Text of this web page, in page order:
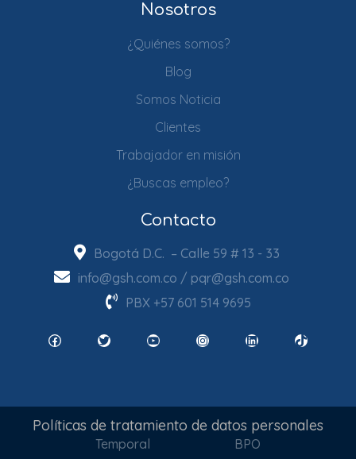
Nosotros
¿Quiénes somos?
Blog
Somos Noticia
Clientes
Trabajador en misión
¿Buscas empleo?
Contacto
Bogotá D.C. – Calle 59 # 13 - 33
info@gsh.com.co / pqr@gsh.com.co
PBX +57 601 514 9695
FacebookTwitter YouTube InstagramLinkedIn TikTok
Políticas de tratamiento de datos personales
Temporal BPO